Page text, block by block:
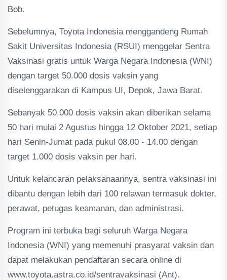
Bob.
Sebelumnya, Toyota Indonesia menggandeng Rumah
Sakit Universitas Indonesia (RSUI) menggelar Sentra
Vaksinasi gratis untuk Warga Negara Indonesia (WNI)
dengan target 50.000 dosis vaksin yang
diselenggarakan di Kampus UI, Depok, Jawa Barat.
Sebanyak 50.000 dosis vaksin akan diberikan selama
50 hari mulai 2 Agustus hingga 12 Oktober 2021, setiap
hari Senin-Jumat pada pukul 08.00 - 14.00 dengan
target 1.000 dosis vaksin per hari.
Untuk kelancaran pelaksanaannya, sentra vaksinasi ini
dibantu dengan lebih dari 100 relawan termasuk dokter,
perawat, petugas keamanan, dan administrasi.
Program ini terbuka bagi seluruh Warga Negara
Indonesia (WNI) yang memenuhi prasyarat vaksin dan
dapat melakukan pendaftaran secara online di
www.toyota.astra.co.id/sentravaksinasi (Ant).